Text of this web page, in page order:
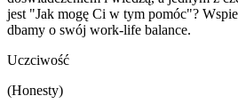
jest "Jak mogę Ci w tym pomóc"?
dbamy o swój work-life balance.
Uczciwość
(Honesty)